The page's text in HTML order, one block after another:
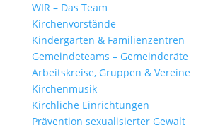
WIR – Das Team
Kirchen­vor­stände
Kinder­gärten & Familienzentren
Gemein­de­teams – Gemeinderäte
Arbeits­kreise, Gruppen & Vereine
Kirchen­musik
Kirch­liche Einrichtungen
Präven­tion sexua­li­sierter Gewalt